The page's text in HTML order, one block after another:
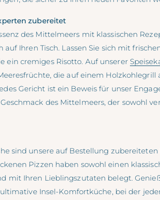
zubereitet
des Mittelmeers mit klassischen
Ihren Tisch. Lassen Sie sich mit
ein cremiges Risotto. Auf unserer
die auf einem Holzkohlegrill
Gericht ist ein Beweis für unser
des Mittelmeers, der sowohl
sind unsere auf Bestellung zubereiteten
Pizzen haben sowohl einen
mit Ihren Lieblingszutaten belegt.
Insel-Komfortküche, bei der